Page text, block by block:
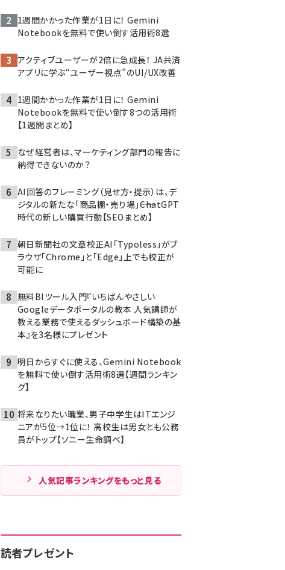
1週間かかった作業が1日に！ Gemini
Notebookを無料で使い倒す活用術8選
アクティブユーザーが2倍に急成長！ JA共済
アプリに学ぶ“ユーザー視点”のUI/UX改善
1週間かかった作業が1日に！ Gemini
Notebookを無料で使い倒す8つの活用術
【1週間まとめ】
なぜ経営者は、マーケティング部門の報告に
納得できないのか？
AI回答のフレーミング（見せ方・提示）は、デ
ジタルの新たな「商品棚・売り場」――ChatGPT
時代の新しい購買行動【SEOまとめ】
朝日新聞社の文章校正AI「Typoless」がブ
ラウザ「Chrome」と「Edge」上でも校正が
可能に
無料BIツール入門『いちばんやさしい
Googleデータポータルの教本 人気講師が
教える業務で使えるダッシュボード構築の基
本』を3名様にプレゼント
明日からすぐに使える、Gemini Notebook
を無料で使い倒す活用術8選【週間ランキン
グ】
将来なりたい職業、男子中学生はITエンジ
ニアが5位→1位に！ 高校生は男女とも公務
員がトップ【ソニー生命調べ】
人気記事ランキングをもっと見る
読者プレゼント